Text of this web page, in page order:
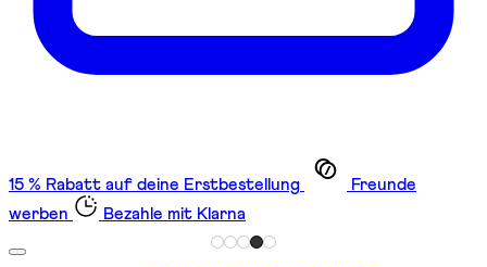
15 % Rabatt auf deine Erstbestellung
Freunde
werben
Bezahle mit Klarna